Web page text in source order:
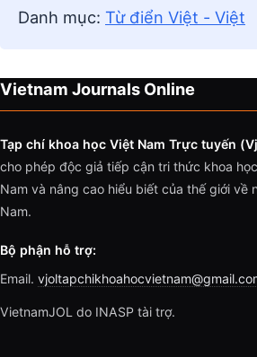
Danh mục: Từ điển Việt - Việt
Vietnam Journals Online
Tạp chí khoa học Việt Nam Trực tuyến
cho phép độc giả tiếp cận tri thức khoa
Nam và nâng cao hiểu biết của thế giới về
Nam.
Bộ phận hỗ trợ:
Email.
VietnamJOL do INASP tài trợ.